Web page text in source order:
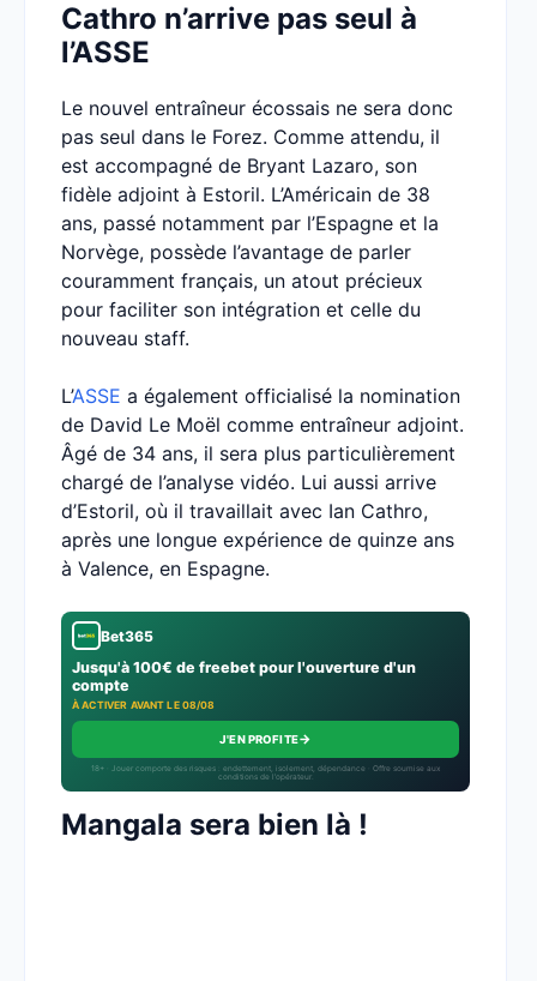
Cathro n’arrive pas seul à
l’ASSE
Le nouvel entraîneur écossais ne sera donc
pas seul dans le Forez. Comme attendu, il
est accompagné de Bryant Lazaro, son
fidèle adjoint à Estoril. L’Américain de 38
ans, passé notamment par l’Espagne et la
Norvège, possède l’avantage de parler
couramment français, un atout précieux
pour faciliter son intégration et celle du
nouveau staff.
L’ASSE a également officialisé la nomination
de David Le Moël comme entraîneur adjoint.
Âgé de 34 ans, il sera plus particulièrement
chargé de l’analyse vidéo. Lui aussi arrive
d’Estoril, où il travaillait avec Ian Cathro,
après une longue expérience de quinze ans
à Valence, en Espagne.
Bet365
Jusqu'à 100€ de freebet pour l'ouverture d'un
compte
À ACTIVER AVANT LE 08/08
J'EN PROFITE→
18+ · Jouer comporte des risques : endettement, isolement, dépendance · Offre soumise aux
conditions de l’opérateur.
Mangala sera bien là !